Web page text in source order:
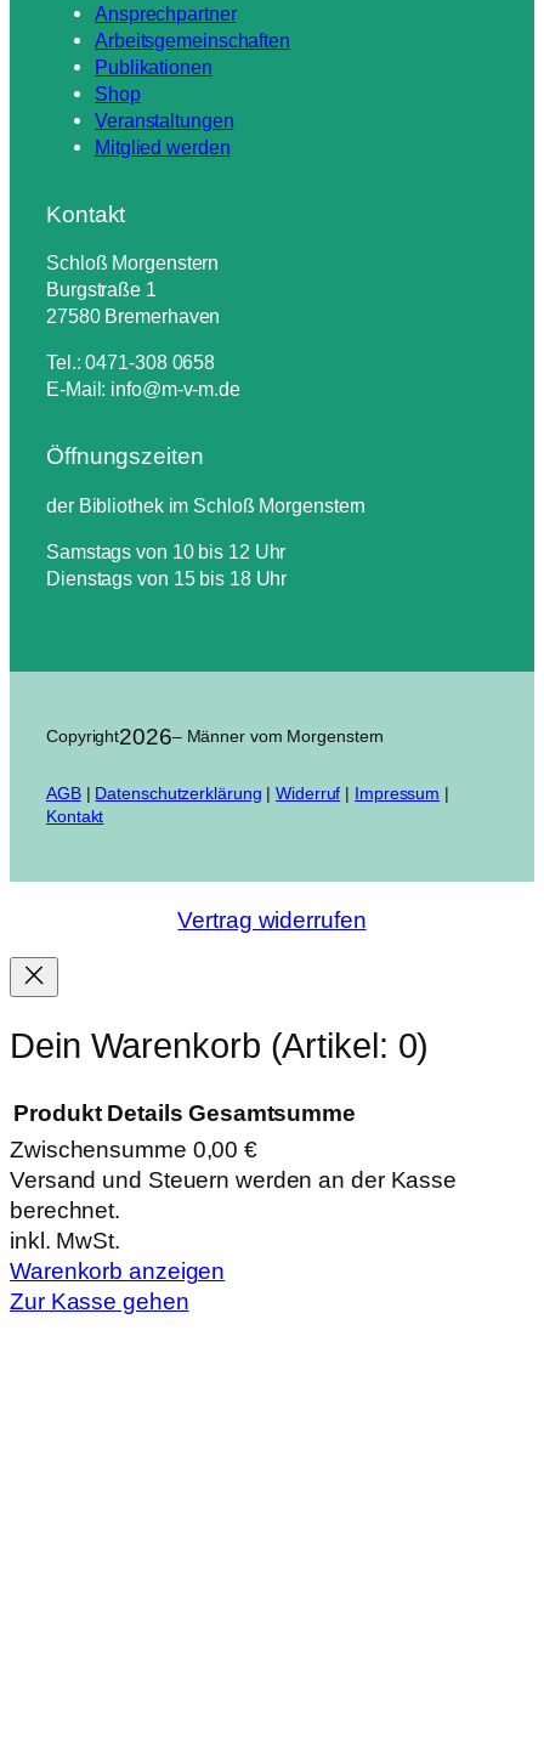
Ansprechpartner
Arbeitsgemeinschaften
Publikationen
Shop
Veranstaltungen
Mitglied werden
Kontakt
Schloß Morgenstern
Burgstraße 1
27580 Bremerhaven
Tel.: 0471-308 0658
E-Mail: info@m-v-m.de
Öffnungszeiten
der Bibliothek im Schloß Morgenstern
Samstags von 10 bis 12 Uhr
Dienstags von 15 bis 18 Uhr
Copyright2026– Männer vom Morgenstern
AGB| Datenschutzerklärung |Widerruf | Impressum |
Kontakt
Vertrag widerrufen
Dein Warenkorb (Artikel: 0)
Produkte
im
Warenkorb
Produkt Details Gesamtsumme
Zwischensumme 0,00 €
Versand und Steuern werden an der Kasse
berechnet.
inkl. MwSt.
Warenkorb anzeigen
Zur Kasse gehen